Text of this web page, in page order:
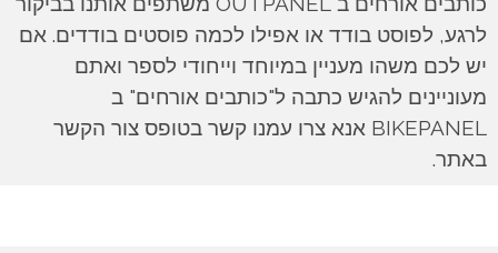
לרגע, לפוסט בודד או אפילו לכמה פוסטים בודדים. אם
יש לכם משהו מעניין במיוחד וייחודי לספר ואתם
מעוניינים להגיש כתבה ל"כותבים אורחים" ב
BIKEPANEL אנא צרו עמנו קשר בטופס צור הקשר
באתר.